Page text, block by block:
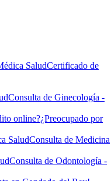
Certificado de
Consulta de Ginecología -
¿Preocupado por
Consulta de Medicina
Consulta de Odontología -